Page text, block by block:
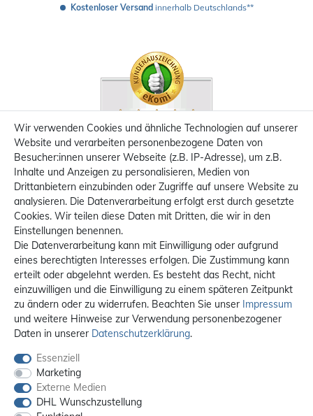
Kostenloser Versand innerhalb Deutschlands**
Wir verwenden Cookies und ähnliche Technologien auf unserer
Website und verarbeiten personenbezogene Daten von
Besucher:innen unserer Webseite (z.B. IP-Adresse), um z.B.
Inhalte und Anzeigen zu personalisieren, Medien von
Drittanbietern einzubinden oder Zugriffe auf unsere Website zu
analysieren. Die Datenverarbeitung erfolgt erst durch gesetzte
Cookies. Wir teilen diese Daten mit Dritten, die wir in den
Einstellungen benennen.
Die Datenverarbeitung kann mit Einwilligung oder aufgrund
eines berechtigten Interesses erfolgen. Die Zustimmung kann
erteilt oder abgelehnt werden. Es besteht das Recht, nicht
einzuwilligen und die Einwilligung zu einem späteren Zeitpunkt
zu ändern oder zu widerrufen. Beachten Sie unser Impressum
und weitere Hinweise zur Verwendung personenbezogener
Daten in unserer Daten­schutz­erklärung.
Essenziell
Marketing
Externe Medien
DHL Wunschzustellung